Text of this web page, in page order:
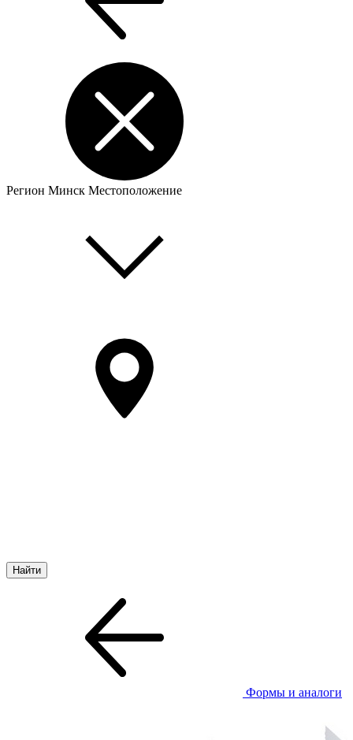
Регион Минск Местоположение
Формы и аналоги